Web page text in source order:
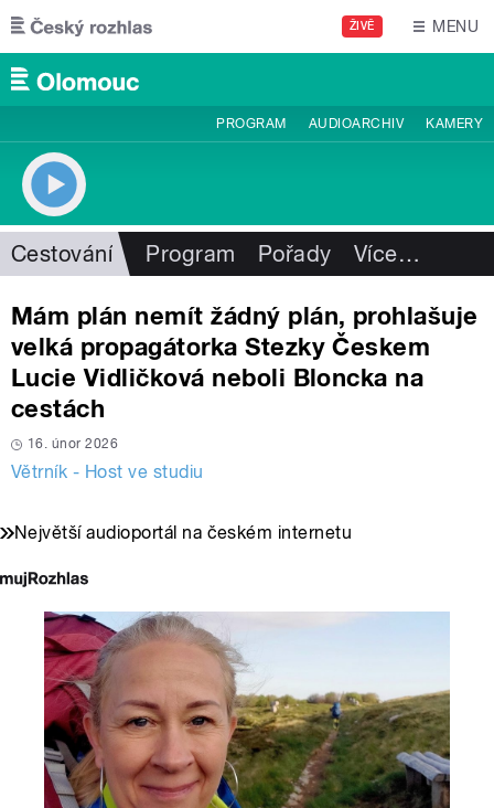
Přejít k hlavnímu obsahu
ŽIVĚ MENU
PROGRAM AUDIOARCHIV KAMERY
Cestování Program Pořady Více…
Mám plán nemít žádný plán, prohlašuje
velká propagátorka Stezky Českem
Lucie Vidličková neboli Bloncka na
cestách
16. únor 2026
Větrník - Host ve studiu
Největší audioportál na českém internetu